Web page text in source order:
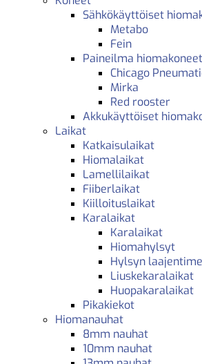
Sähkökäyttöiset
Metabo
Fein
Paineilma hiomakoneet
Chicago
Mirka
Red rooster
Akkukäyttöiset
Laikat
Katkaisulaikat
Hiomalaikat
Lamellilaikat
Fiiberlaikat
Kiilloituslaikat
Karalaikat
Karalaikat
Hiomahylsyt
Hylsyn
Liuskekaralaikat
Huopakaralaikat
Pikakiekot
Hiomanauhat
8mm nauhat
10mm nauhat